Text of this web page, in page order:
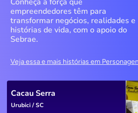
empreendedores têm para
transformar negócios, realidades e
histórias de vida, com o apoio do
Sebrae.
Veja essa e mais histórias em
Cacau Serra
Urubici / SC